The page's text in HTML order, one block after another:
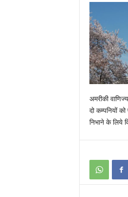
अमरीकी
दो कम्पनियों
निभाने के लिये